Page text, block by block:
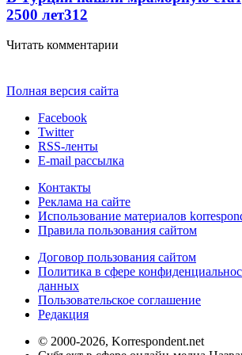
2500 лет312
Читать комментарии
Полная версия сайта
Facebook
Twitter
RSS-ленты
E-mail рассылка
Контакты
Реклама на сайте
Использование материалов
Правила пользования сайтом
Договор пользования сайтом
Политика в сфере
данных
Пользовательское соглашение
Редакция
© 2000-2026, Korrespondent.net